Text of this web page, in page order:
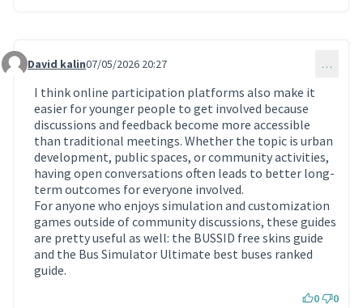
Commentaire 2292
David kalin07/05/2026 20:27 …
I think online participation platforms also make it
easier for younger people to get involved because
discussions and feedback become more accessible
than traditional meetings. Whether the topic is urban
development, public spaces, or community activities,
having open conversations often leads to better long-
term outcomes for everyone involved.
For anyone who enjoys simulation and customization
games outside of community discussions, these guides
are pretty useful as well: the BUSSID free skins guide
and the Bus Simulator Ultimate best buses ranked
guide.
0 0